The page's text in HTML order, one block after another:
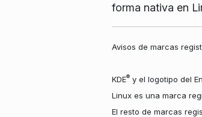
forma nativa en
Avisos de marcas
KDE®y el logotipo del
Linux es una marca
El resto de marcas